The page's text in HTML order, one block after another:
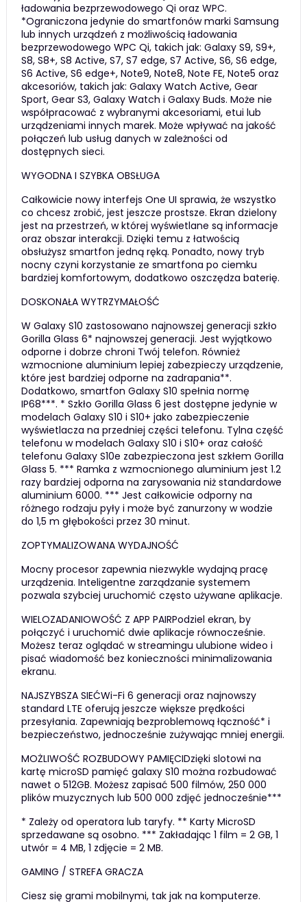
ładowania bezprzewodowego Qi oraz WPC.
*Ograniczona jedynie do smartfonów marki Samsung
lub innych urządzeń z możliwością ładowania
bezprzewodowego WPC Qi, takich jak: Galaxy S9, S9+,
S8, S8+, S8 Active, S7, S7 edge, S7 Active, S6, S6 edge,
S6 Active, S6 edge+, Note9, Note8, Note FE, Note5 oraz
akcesoriów, takich jak: Galaxy Watch Active, Gear
Sport, Gear S3, Galaxy Watch i Galaxy Buds. Może nie
współpracować z wybranymi akcesoriami, etui lub
urządzeniami innych marek. Może wpływać na jakość
połączeń lub usług danych w zależności od
dostępnych sieci.
WYGODNA I SZYBKA OBSŁUGA
Całkowicie nowy interfejs One UI sprawia, że wszystko
co chcesz zrobić, jest jeszcze prostsze. Ekran dzielony
jest na przestrzeń, w której wyświetlane są informacje
oraz obszar interakcji. Dzięki temu z łatwością
obsłużysz smartfon jedną ręką. Ponadto, nowy tryb
nocny czyni korzystanie ze smartfona po ciemku
bardziej komfortowym, dodatkowo oszczędza baterię.
DOSKONAŁA WYTRZYMAŁOŚĆ
W Galaxy S10 zastosowano najnowszej generacji szkło
Gorilla Glass 6* najnowszej generacji. Jest wyjątkowo
odporne i dobrze chroni Twój telefon. Również
wzmocnione aluminium lepiej zabezpieczy urządzenie,
które jest bardziej odporne na zadrapania**.
Dodatkowo, smartfon Galaxy S10 spełnia normę
IP68***. * Szkło Gorilla Glass 6 jest dostępne jedynie w
modelach Galaxy S10 i S10+ jako zabezpieczenie
wyświetlacza na przedniej części telefonu. Tylna część
telefonu w modelach Galaxy S10 i S10+ oraz całość
telefonu Galaxy S10e zabezpieczona jest szkłem Gorilla
Glass 5. *** Ramka z wzmocnionego aluminium jest 1.2
razy bardziej odporna na zarysowania niż standardowe
aluminium 6000. *** Jest całkowicie odporny na
różnego rodzaju pyły i może być zanurzony w wodzie
do 1,5 m głębokości przez 30 minut.
ZOPTYMALIZOWANA WYDAJNOŚĆ
Mocny procesor zapewnia niezwykle wydajną pracę
urządzenia. Inteligentne zarządzanie systemem
pozwala szybciej uruchomić często używane aplikacje.
WIELOZADANIOWOŚĆ Z APP PAIRPodziel ekran, by
połączyć i uruchomić dwie aplikacje równocześnie.
Możesz teraz oglądać w streamingu ulubione wideo i
pisać wiadomość bez konieczności minimalizowania
ekranu.
NAJSZYBSZA SIEĆWi-Fi 6 generacji oraz najnowszy
standard LTE oferują jeszcze większe prędkości
przesyłania. Zapewniają bezproblemową łączność* i
bezpieczeństwo, jednocześnie zużywając mniej energii.
MOŻLIWOŚĆ ROZBUDOWY PAMIĘCIDzięki slotowi na
kartę microSD pamięć galaxy S10 można rozbudować
nawet o 512GB. Możesz zapisać 500 filmów, 250 000
plików muzycznych lub 500 000 zdjęć jednocześnie***
* Zależy od operatora lub taryfy. ** Karty MicroSD
sprzedawane są osobno. *** Zakładając 1 film = 2 GB, 1
utwór = 4 MB, 1 zdjęcie = 2 MB.
GAMING / STREFA GRACZA
Ciesz się grami mobilnymi, tak jak na komputerze.